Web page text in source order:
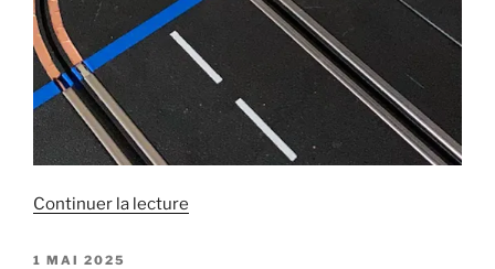
Continuer la lecture
PUBLIÉ
1 MAI 2025